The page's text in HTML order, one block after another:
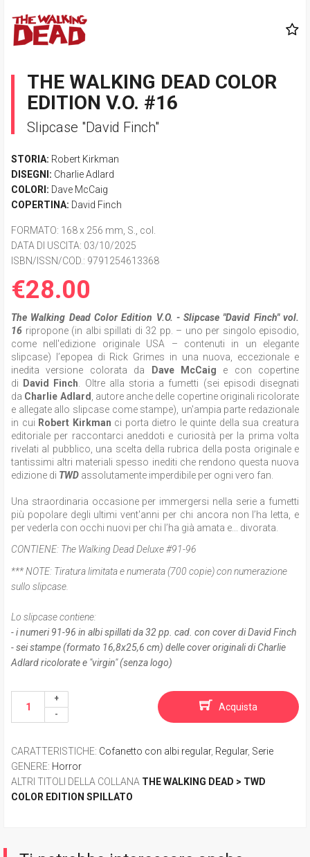
THE WALKING DEAD COLOR
EDITION V.O. #16
Slipcase "David Finch"
STORIA: Robert Kirkman
DISEGNI: Charlie Adlard
COLORI: Dave McCaig
COPERTINA: David Finch
FORMATO: 168 x 256 mm, S., col.
DATA DI USCITA: 03/10/2025
ISBN/ISSN/COD.: 9791254613368
€28.00
The Walking Dead Color Edition V.O. - Slipcase "David Finch"vol.
16 ripropone (in albi spillati di 32 pp. – uno per singolo episodio,
come nell'edizione originale USA – contenuti in un elegante
slipcase) l’epopea di Rick Grimes in una nuova, eccezionale e
inedita versione colorata da
Dave McCaig e con copertine
di
David Finch . Oltre alla storia a fumetti (sei episodi disegnati
da Charlie Adlard
, autore anche delle copertine originali ricolorate
e allegate allo slipcase come stampe), un'ampia parte redazionale
in cui Robert Kirkman ci porta dietro le quinte della sua creatura
editoriale per raccontarci aneddoti e curiosità per la prima volta
rivelati al pubblico, una scelta della rubrica della posta originale e
tantissimi altri materiali spesso inediti che rendono questa nuova
edizione di TWD assolutamente imperdibile per ogni vero fan.
Una straordinaria occasione per immergersi nella serie a fumetti
più popolare degli ultimi vent'anni per chi ancora non l’ha letta, e
per vederla con occhi nuovi per chi l’ha già amata e... divorata.
CONTIENE: The Walking Dead Deluxe #91-96
*** NOTE: Tiratura limitata e numerata (700 copie) con numerazione
sullo slipcase.
Lo slipcase contiene:
- i numeri 91-96 in albi spillati da 32 pp. cad. con cover di David Finch
- sei stampe (formato 16,8x25,6 cm) delle cover originali di Charlie
Adlard ricolorate e "virgin" (senza logo)
Acquista
CARATTERISTICHE: Cofanetto con albi regular, Regular, Serie
GENERE: Horror
ALTRI TITOLI DELLA COLLANA THE WALKING DEAD > TWD
COLOR EDITION SPILLATO